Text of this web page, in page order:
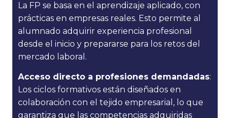
La FP se basa en el aprendizaje aplicado, con
prácticas en empresas reales. Esto permite al
alumnado adquirir experiencia profesional
desde el inicio y prepararse para los retos del
mercado laboral.
Acceso directo a profesiones demandadas:
Los ciclos formativos están diseñados en
colaboración con el tejido empresarial, lo que
garantiza que las competencias adquiridas